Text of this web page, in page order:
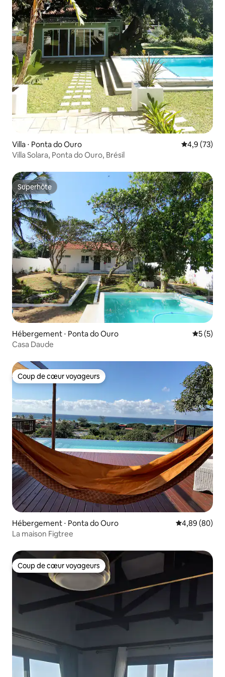
Villa ⋅ Ponta do Ouro Évaluation
4,9 (73)
Villa Solara, Ponta do Ouro, Brésil
Superhôte
Superhôte
Hébergement ⋅ Ponta do Ouro
5 (5)
Casa Daude
Coup de cœur voyageurs
Coup de cœur voyageurs
Hébergement ⋅ Ponta do Ouro Évaluation
4,89 (80)
La maison Figtree
Coup de cœur voyageurs
Coup de cœur voyageurs